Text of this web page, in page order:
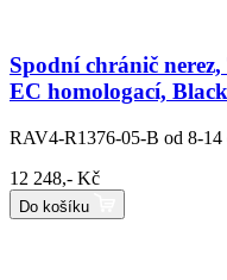
Spodní chránič
EC homologací, Black
RAV4-R1376-05-B od 8-14
12 248,- Kč
Do košíku